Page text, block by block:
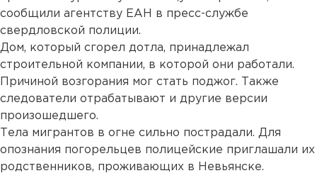
сообщили агентству ЕАН в пресс-службе
свердловской полиции.
Дом, который сгорел дотла, принадлежал
строительной компании, в которой они работали.
Причиной возгорания мог стать поджог. Также
следователи отрабатывают и другие версии
произошедшего.
Тела мигрантов в огне сильно пострадали. Для
опознания погорельцев полицейские приглашали их
родственников, проживающих в Невьянске.